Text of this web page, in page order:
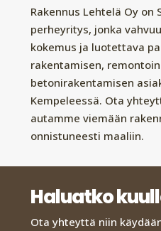
Rakennus Lehtelä Oy
perheyritys, jonka
kokemus ja luotettava
rakentamisen,
betonirakentamisen
Kempeleessä. Ota
autamme viemään
onnistuneesti maaliin.
Haluatko
Ota yhteyttä niin